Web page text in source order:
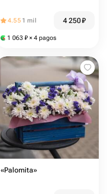
4.55 1 mil 4 250₽
1 063 ₽ × 4 pagos
«Palomita»